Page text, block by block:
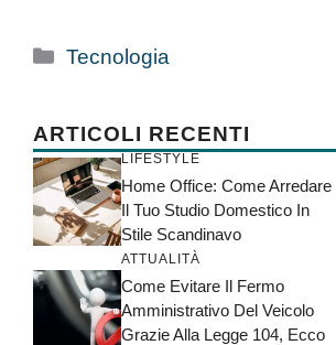
Categorie
Tecnologia
ARTICOLI RECENTI
LIFESTYLE
Home Office: Come Arredare
Il Tuo Studio Domestico In
Stile Scandinavo
ATTUALITÀ
Come Evitare Il Fermo
Amministrativo Del Veicolo
Grazie Alla Legge 104, Ecco